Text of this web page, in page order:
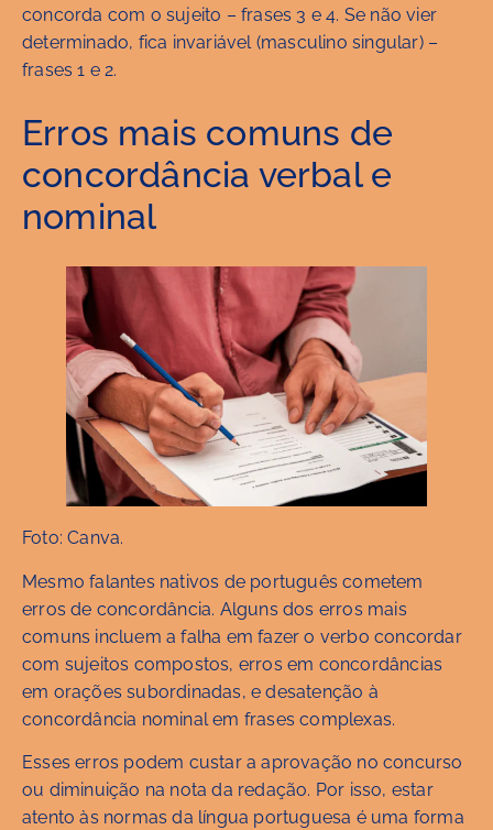
concorda com o sujeito – frases 3 e 4. Se não vier
determinado, fica invariável (masculino singular) –
frases 1 e 2.
Erros mais comuns de
concordância verbal e
nominal
Foto: Canva.
Mesmo falantes nativos de português cometem
erros de concordância. Alguns dos erros mais
comuns incluem a falha em fazer o verbo concordar
com sujeitos compostos, erros em concordâncias
em orações subordinadas, e desatenção à
concordância nominal em frases complexas.
Esses erros podem custar a aprovação no concurso
ou diminuição na nota da redação. Por isso, estar
atento às normas da língua portuguesa é uma forma